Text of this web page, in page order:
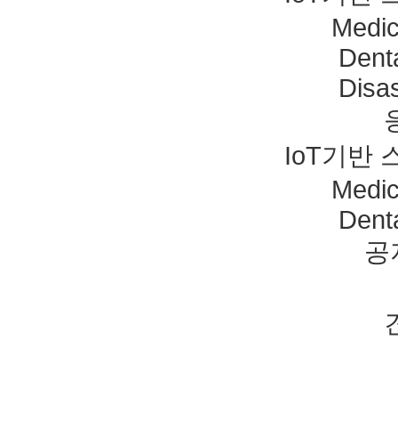
IoT기반
공